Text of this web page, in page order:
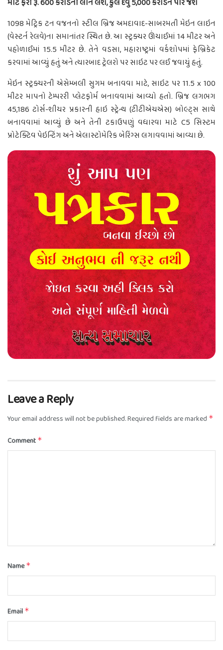
માટે ફરી રૂ. 600 કરોડની લોન લેશે, કુલ દેવું 5,000 કરોડને પાર જશે
1098 મેટ્રિક ટન વજનનો સ્ટીલ બ્રિજ અમદાવાદ-સાબરમતી મેઇન લાઇન
(વેસ્ટર્ન રેલવે)ના સમાનાંતર સ્થિત છે. આ સ્ટ્રક્ચર ઊંચાઈમાં 14 મીટર અને
પહોળાઈમાં 15.5 મીટર છે. તેને વડસા, મહારાષ્ટ્રમાં વર્કશોપમાં ફેબ્રિકેટ
કરવામાં આવ્યું હતું અને ત્યારબાદ ટ્રેલરો પર સાઇટ પર લઈ જવાયું હતું.
મેઇન સ્ટ્રક્ચરની એસેમ્બલી સુગમ બનાવવા માટે, સાઇટ પર 11.5 x 100
મીટર માપનો ટેમ્પરરી પ્લેટફોર્મ બનાવવામાં આવ્યો હતો. બ્રિજ લગભગ
45,186 ટોર્સ-શીયર પ્રકારની હાઇ સ્ટ્રેન્થ (ટીટીએચએસ) બોલ્ટ્સ સાથે
બનાવવામાં આવ્યું છે અને તેની ટકાઉપણું વધારવા માટે C5 સિસ્ટમ
પ્રોટેક્ટિવ પેઇન્ટિંગ અને એલાસ્ટોમેરિક બેરિંગ્સ લગાવવામાં આવ્યા છે.
Leave a Reply
Your email address will not be published.Required fields are marked *
Comment *
Name*
Email *